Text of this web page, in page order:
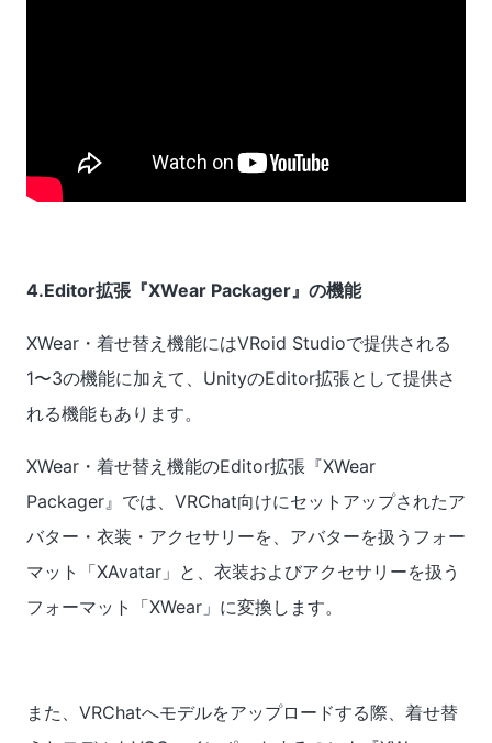
4.Editor拡張『XWear Packager』の機能
XWear・着せ替え機能にはVRoid Studioで提供される
1〜3の機能に加えて、UnityのEditor拡張として提供さ
れる機能もあります。
XWear・着せ替え機能のEditor拡張『XWear
Packager』では、VRChat向けにセットアップされたア
バター・衣装・アクセサリーを、アバターを扱うフォー
マット「XAvatar」と、衣装およびアクセサリーを扱う
フォーマット「XWear」に変換します。
また、VRChatへモデルをアップロードする際、着せ替